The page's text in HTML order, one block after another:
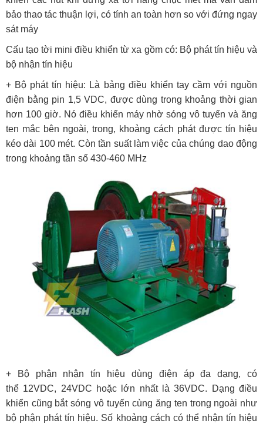
bảo thao tác thuận lợi, có tính an toàn hơn so với đứng ngay
sát máy
Cấu tạo tời mini điều khiển từ xa gồm có: Bộ phát tín hiệu và
bộ nhận tín hiệu
+ Bộ phát tín hiệu: Là bảng điều khiển tay cầm với nguồn
điện bằng pin 1,5 VDC, được dùng trong khoảng thời gian
hơn 100 giờ. Nó điều khiển máy nhờ sóng vô tuyến và ăng
ten mắc bên ngoài, trong, khoảng cách phát được tín hiệu
kéo dài 100 mét. Còn tần suất làm việc của chúng dao động
trong khoảng tần số 430-460 MHz
+ Bộ phận nhận tín hiệu dùng điện áp đa dạng, có
thể 12VDC, 24VDC hoặc lớn nhất là 36VDC. Dạng điều
khiển cũng bắt sóng vô tuyến cùng ăng ten trong ngoài như
bộ phận phát tín hiệu. Số khoảng cách có thể nhận tín hiệu